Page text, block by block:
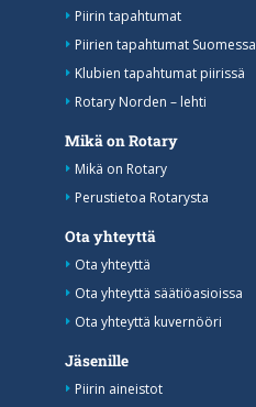
Piirin tapahtumat
Piirien tapahtumat Suomessa
Klubien tapahtumat piirissä
Rotary Norden – lehti
Mikä on Rotary
Mikä on Rotary
Perustietoa Rotarysta
Ota yhteyttä
Ota yhteyttä
Ota yhteyttä säätiöasioissa
Ota yhteyttä kuvernööri
Jäsenille
Piirin aineistot